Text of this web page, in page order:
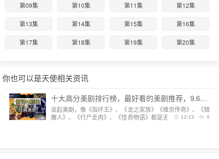
第09集 第10集 第11集 第12集
第13集 第14集 第15集 第16集
第17集 第18集 第19集 第20集
你也可以是天使相关资讯
十大高分美剧排行榜，最好看的美剧推荐，9.6分神剧扎堆
谈起美剧，像《指环王》、《龙之家族》《维京传奇》、《猎
魔人》、《行尸走肉》、《怪奇物语》都是无法复制的经典，
6
12-13